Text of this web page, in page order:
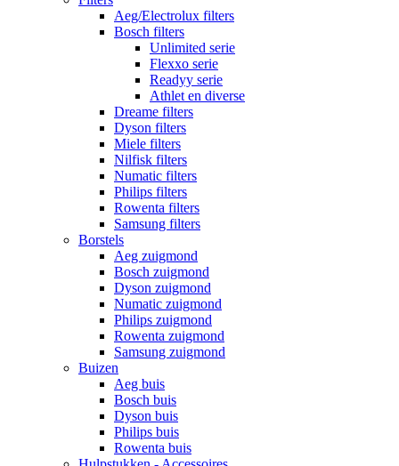
Aeg/Electrolux filters
Bosch filters
Unlimited serie
Flexxo serie
Readyy serie
Athlet en diverse
Dreame filters
Dyson filters
Miele filters
Nilfisk filters
Numatic filters
Philips filters
Rowenta filters
Samsung filters
Borstels
Aeg zuigmond
Bosch zuigmond
Dyson zuigmond
Numatic zuigmond
Philips zuigmond
Rowenta zuigmond
Samsung zuigmond
Buizen
Aeg buis
Bosch buis
Dyson buis
Philips buis
Rowenta buis